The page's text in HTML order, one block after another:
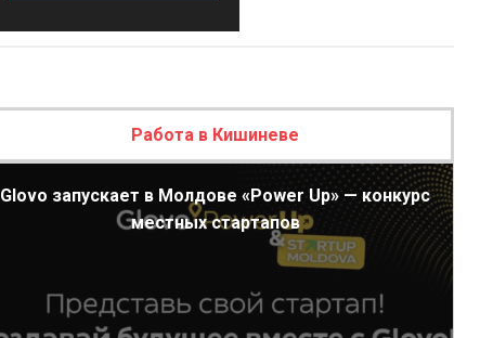
Работа в Кишиневе
Glovo запускает в Молдове «Power Up» — конкурс
местных стартапов